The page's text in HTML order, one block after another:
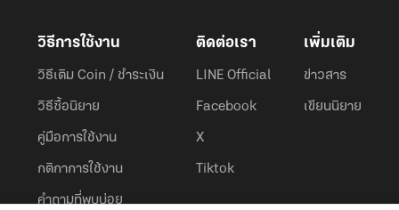
วิธีการใช้งาน
วิธีเติม Coin / ชำระเงิน
วิธีซื้อนิยาย
คู่มือการใช้งาน
กติกาการใช้งาน
คำถามที่พบบ่อย
ติดต่อเรา
LINE Official
Facebook
X
Tiktok
เพิ่มเติม
ข่าวสาร
เขียนนิยาย